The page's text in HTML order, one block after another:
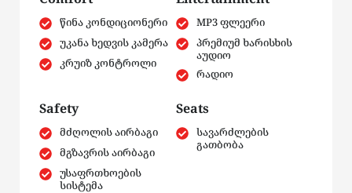
წინა კონდიციონერი
უკანა ხედვის კამერა
კრუიზ კონტროლი
MP3 ფლეერი
პრემიუმ ხარისხის
აუდიო
რადიო
Safety
მძღოლის აირბაგი
მგზავრის აირბაგი
უსაფრთხოების
სისტემა
Seats
სავარძლების
გათბობა